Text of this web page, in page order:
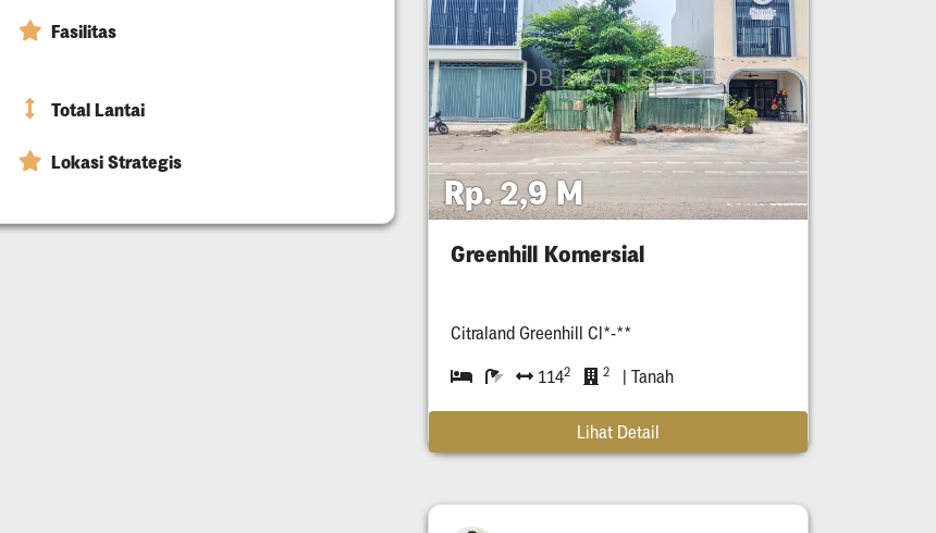
Fasilitas
Total Lantai
Lokasi Strategis
Rp. 2,9 M
Greenhill Komersial
Citraland Greenhill Cl*-**
1142 2 | Tanah
Lihat Detail